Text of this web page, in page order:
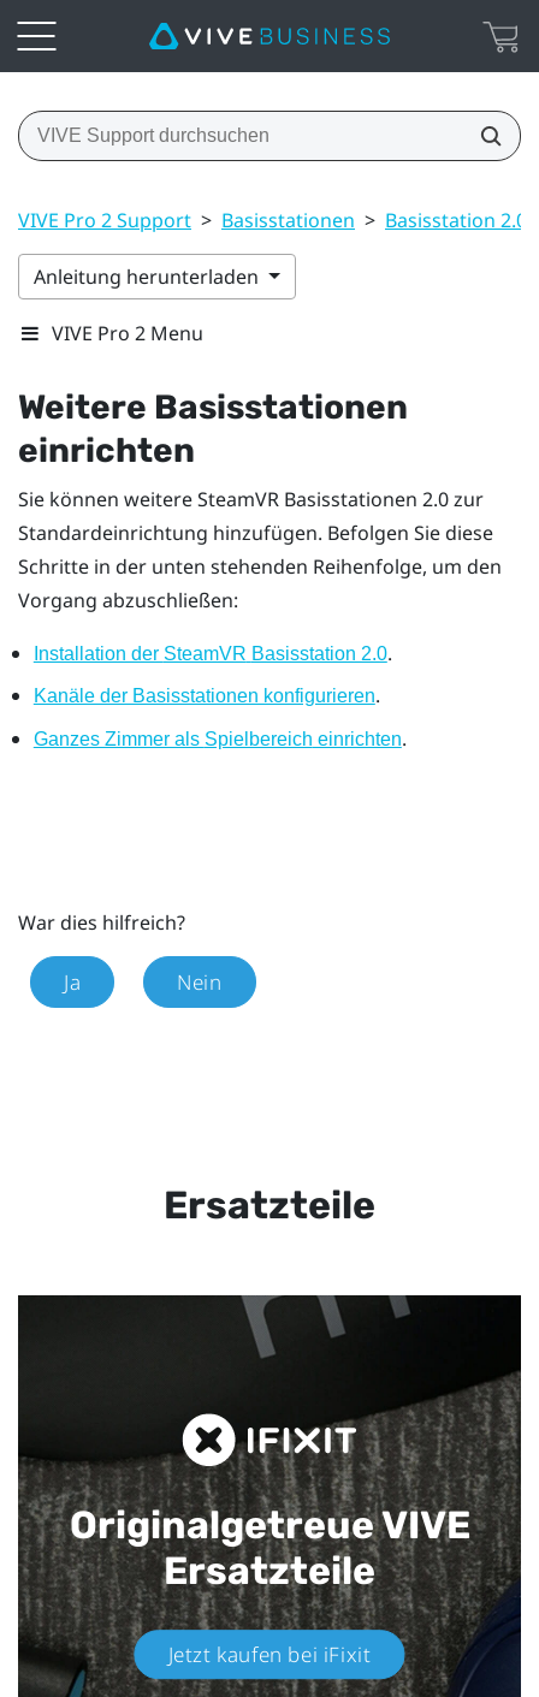
VIVE Pro 2 Support > Basisstationen > Basisstation 2.0
Anleitung herunterladen
VIVE Pro 2 Menu
Weitere Basisstationen
einrichten
Sie können weitereSteamVR Basisstationen 2.0zur
Standardeinrichtung hinzufügen. Befolgen Sie diese
Schritte in der unten stehenden Reihenfolge, um den
Vorgang abzuschließen:
Installation der SteamVR Basisstation 2.0.
Kanäle der Basisstationen konfigurieren.
Ganzes Zimmer als Spielbereich einrichten.
War dies hilfreich?
Ja Nein
Ersatzteile
Originalgetreue VIVE
Ersatzteile
Jetzt kaufen bei iFixit​